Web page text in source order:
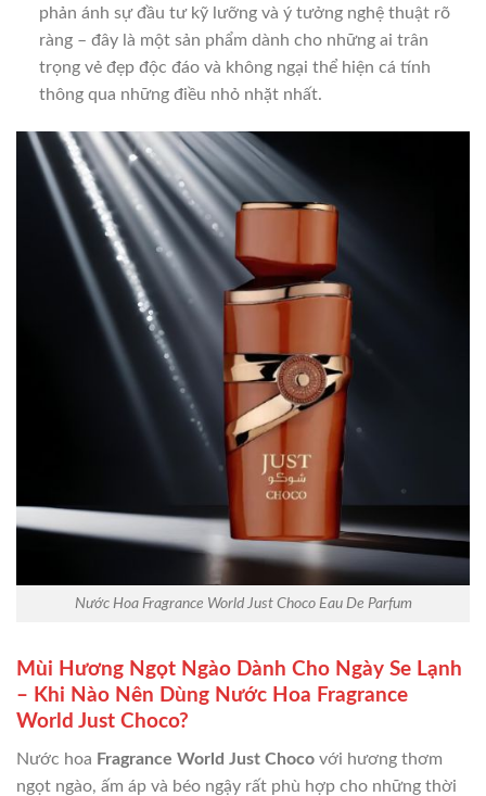
phản ánh sự đầu tư kỹ lưỡng và ý tưởng nghệ thuật rõ
ràng – đây là một sản phẩm dành cho những ai trân
trọng vẻ đẹp độc đáo và không ngại thể hiện cá tính
thông qua những điều nhỏ nhặt nhất.
Nước Hoa Fragrance World Just Choco Eau De Parfum
Mùi Hương Ngọt Ngào Dành Cho Ngày Se Lạnh
– Khi Nào Nên Dùng Nước Hoa Fragrance
World Just Choco?
Nước hoa Fragrance World Just Choco với hương thơm
ngọt ngào, ấm áp và béo ngậy rất phù hợp cho những thời